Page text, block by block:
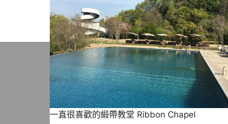
一直很喜歡的緞帶教堂 Ribbon Chapel